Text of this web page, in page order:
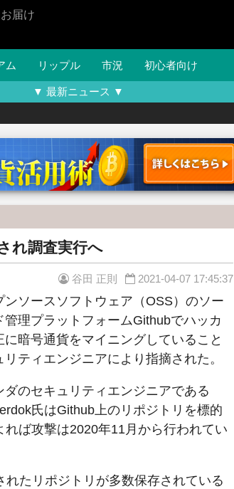
届け
ム リップル 市況 初心者向け
▼ 最新ニュース ▼
れ調査実行へ
谷田 正則 2021-04-07 17:45:37
ンソースソフトウェア（OSS）のソー
管理プラットフォームGithubでハッカ
に暗号通貨をマイニングしていること
リティエンジニアにより指摘された。
ダのセキュリティエンジニアである
氏はGithub上のリポジトリを標的
ば攻撃は2020年11月から行われてい
たリポジトリが多数保存されている